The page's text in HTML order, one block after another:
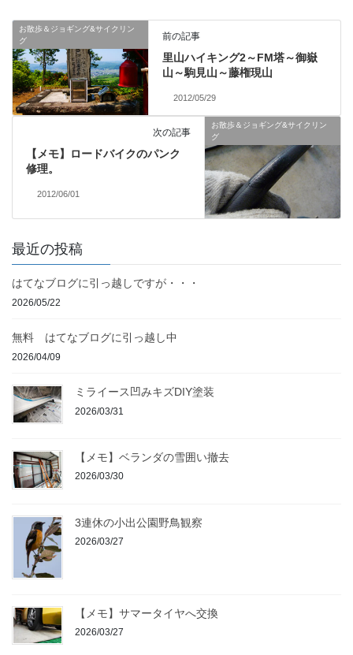
お散歩＆ジョギング&サイクリン
グ
前の記事
里山ハイキング2～FM塔～御嶽
山～駒見山～藤権現山
2012/05/29
お散歩＆ジョギング&サイクリン
グ
次の記事
【メモ】ロードバイクのパンク
修理。
2012/06/01
最近の投稿
はてなブログに引っ越しですが・・・
2026/05/22
無料 はてなブログに引っ越し中
2026/04/09
ミライース凹みキズDIY塗装
2026/03/31
【メモ】ベランダの雪囲い撤去
2026/03/30
3連休の小出公園野鳥観察
2026/03/27
【メモ】サマータイヤへ交換
2026/03/27